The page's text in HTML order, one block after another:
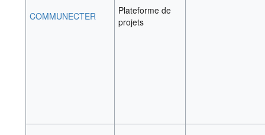
COMMUNECTER
Plateforme de
projets